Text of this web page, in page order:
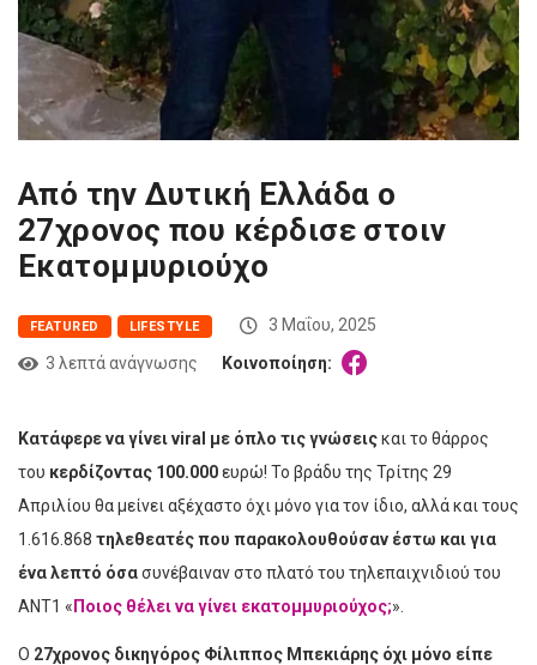
Από την Δυτική Ελλάδα ο
27χρονος που κέρδισε στοιν
Εκατομμυριούχο
FEATURED LIFESTYLE
3 Μαΐου, 2025
3 λεπτά ανάγνωσης
Κοινοποίηση:
Κατάφερε να γίνει viral με όπλο τις γνώσειςκαι το θάρρος
του κερδίζοντας 100.000ευρώ! Το βράδυ της Τρίτης 29
Απριλίου θα μείνει αξέχαστο όχι μόνο για τον ίδιο, αλλά και τους
1.616.868 τηλεθεατές που παρακολουθούσαν έστω και για
ένα λεπτό όσασυνέβαιναν στο πλατό του τηλεπαιχνιδιού του
ΑΝΤ1 « Ποιος θέλει να γίνει εκατομμυριούχος;».
Ο 27χρονος δικηγόρος Φίλιππος Μπεκιάρης όχι μόνο είπε